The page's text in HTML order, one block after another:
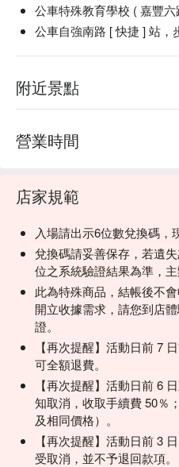
公車特殊教育學校 ( 嘉豐
公車自強南路 [ 快捷 ] 站，
附近景點
營業時間
店家規範
入場請出示6位數兌換碼，
兌換碼請妥善保存，若遺
位之系統驗證結果為準，主
此為特殊商品，結帳後不
開立收據需求，請您到店
證。
【再次提醒】活動日前 7
可全額退費。
【再次提醒】活動日前 6
知取消，收取手續費 50％
及相同價格）。
【再次提醒】活動日前 3
受取消，並不予退回款項。